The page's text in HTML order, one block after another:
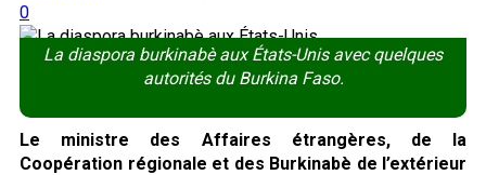
0
La diaspora burkinabè aux États-Unis avec quelques
autorités du Burkina Faso.
Le ministre des Affaires étrangères, de la
Coopération régionale et des Burkinabè de l’extérieur